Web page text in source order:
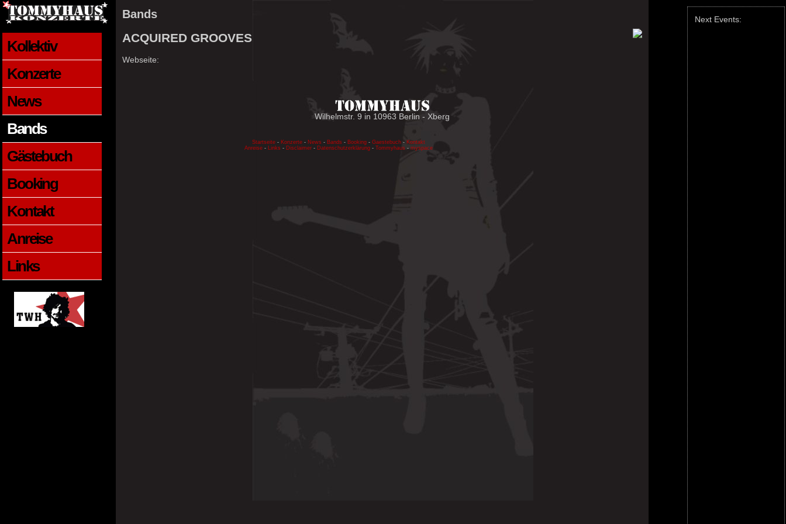
Kollektiv
Konzerte
News
Bands
Gästebuch
Booking
Kontakt
Anreise
Links
Next Events:
Bands
ACQUIRED GROOVES
Webseite:
Wilhelmstr. 9 in 10963 Berlin - Xberg
Startseite- Konzerte- News - Bands - Booking- Gaestebuch- Kontakt
Anreise- Links - Disclaimer- Datenschutzerklärung - Tommyhaus - myspace